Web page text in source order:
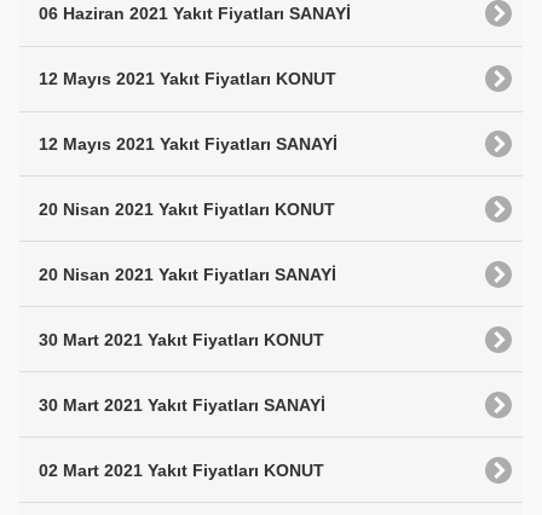
06 Haziran 2021 Yakıt Fiyatları SANAYİ
12 Mayıs 2021 Yakıt Fiyatları KONUT
12 Mayıs 2021 Yakıt Fiyatları SANAYİ
20 Nisan 2021 Yakıt Fiyatları KONUT
20 Nisan 2021 Yakıt Fiyatları SANAYİ
30 Mart 2021 Yakıt Fiyatları KONUT
30 Mart 2021 Yakıt Fiyatları SANAYİ
02 Mart 2021 Yakıt Fiyatları KONUT